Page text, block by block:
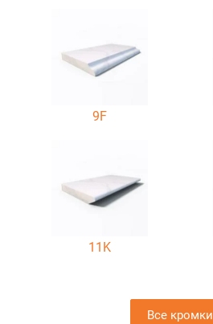
9F
11K
Все кромки